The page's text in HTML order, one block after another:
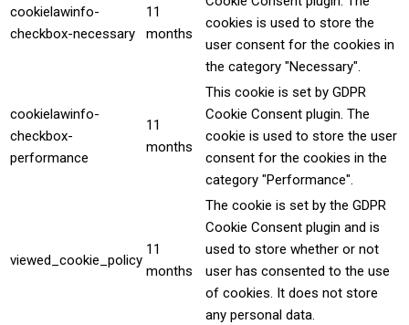
cookielawinfo-
checkbox-necessary
11
months
cookies is used to store the
user consent for the cookies in
the category "Necessary".
cookielawinfo-
checkbox-
performance
11
months
This cookie is set by GDPR
Cookie Consent plugin. The
cookie is used to store the user
consent for the cookies in the
category "Performance".
viewed_cookie_policy
11
months
The cookie is set by the GDPR
Cookie Consent plugin and is
used to store whether or not
user has consented to the use
of cookies. It does not store
any personal data.